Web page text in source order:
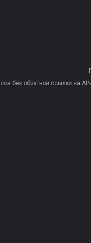
без обратной ссылки на